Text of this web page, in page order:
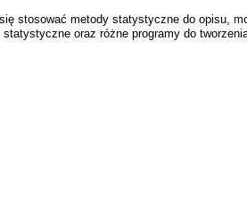
stosować metody statystyczne do opisu,
oraz różne programy do